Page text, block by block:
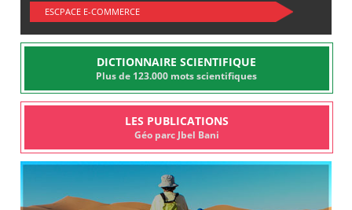
ESCPACE E-COMMERCE
DICTIONNAIRE SCIENTIFIQUE
Plus de 123.000 mots scientifiques
LES PUBLICATIONS
Géo parc Jbel Bani